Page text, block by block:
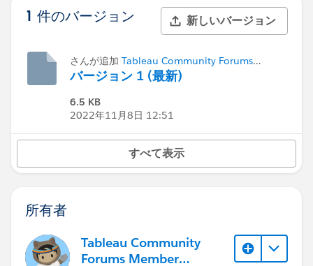
1 件のバージョン 新しいバージョン
さんが追加 Tableau Community Forums
Member (Inactive)
バージョン 1 (最新)
6.5 KB
2022年11月8日 12:51
すべて表示
所有者
Tableau Community
Forums Member